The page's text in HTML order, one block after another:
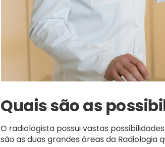
Quais são as
O radiologista possui vastas
são as duas grandes áreas da Radiologia